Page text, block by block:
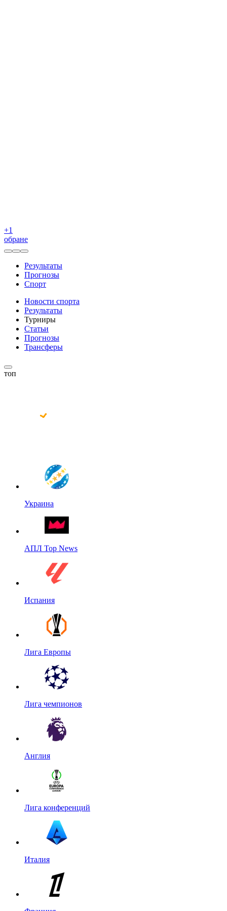
+1
обране
Результаты
Прогнозы
Спорт
Новости спорта
Результаты
Турниры
Статьи
Прогнозы
Трансферы
топ
Украина
АПЛ Top News
Испания
Лига Европы
Лига чемпионов
Англия
Лига конференций
Италия